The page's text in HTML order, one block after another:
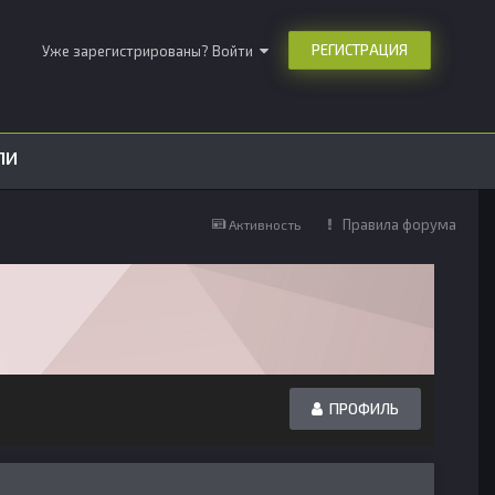
Уже зарегистрированы? Войти РЕГИСТРАЦИЯ
Активность Правила форума
ПРОФИЛЬ